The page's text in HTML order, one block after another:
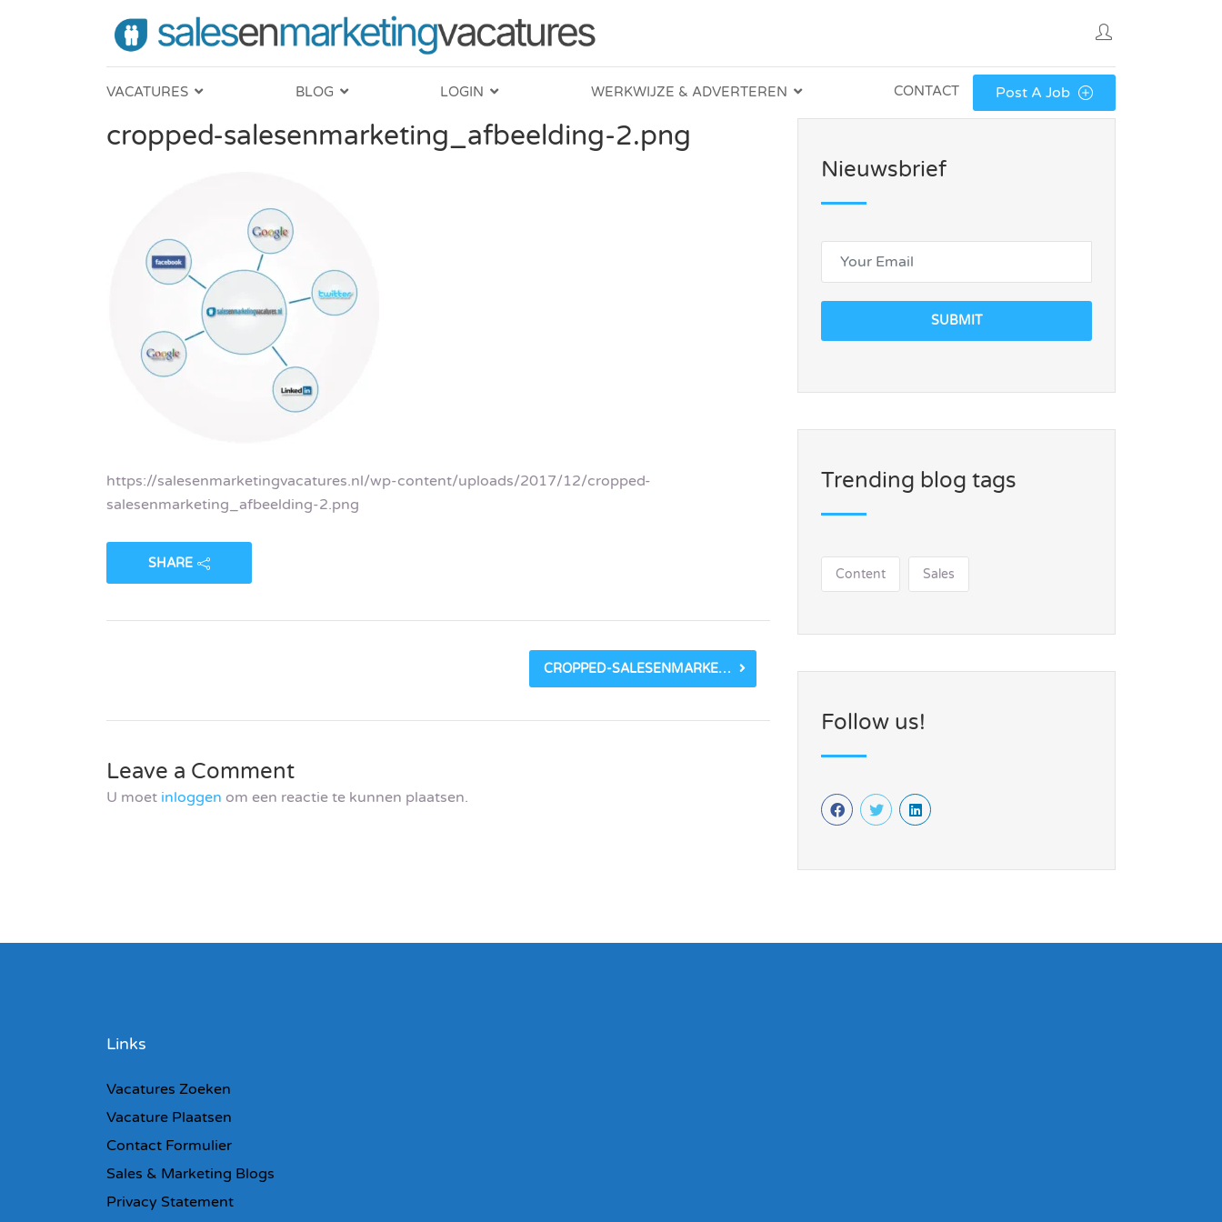
VACATURES BLOG LOGIN WERKWIJZE & ADVERTEREN CONTACT Post A Job
cropped-salesenmarketing_afbeelding-2.png
https://salesenmarketingvacatures.nl/wp-content/uploads/2017/12/cropped-
salesenmarketing_afbeelding-2.png
SHARE
CROPPED-SALESENMARKETING_AFBEELDING-2.PNG
Leave a Comment
U moet inloggen om een reactie te kunnen plaatsen.
Nieuwsbrief
SUBMIT
Trending blog tags
Content Sales
Follow us!
Links
Vacatures Zoeken
Vacature Plaatsen
Contact Formulier
Sales & Marketing Blogs
Privacy Statement